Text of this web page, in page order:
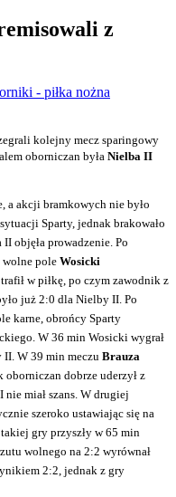
z
- piłka nożna
kolejny mecz sparingowy
oborniczan była Nielba II
a akcji bramkowych nie było
Sparty, jednak brakowało
objęła prowadzenie. Po
wolne pole Wosicki
w piłkę, po czym zawodnik z
już 2:0 dla Nielby II. Po
karne, obrońcy Sparty
W 36 min Wosicki wygrał
W 39 min meczu Brauza
oborniczan dobrze uderzył z
miał szans. W drugiej
szeroko ustawiając się na
gry przyszły w 65 min
wolnego na 2:2 wyrównał
2:2, jednak z gry